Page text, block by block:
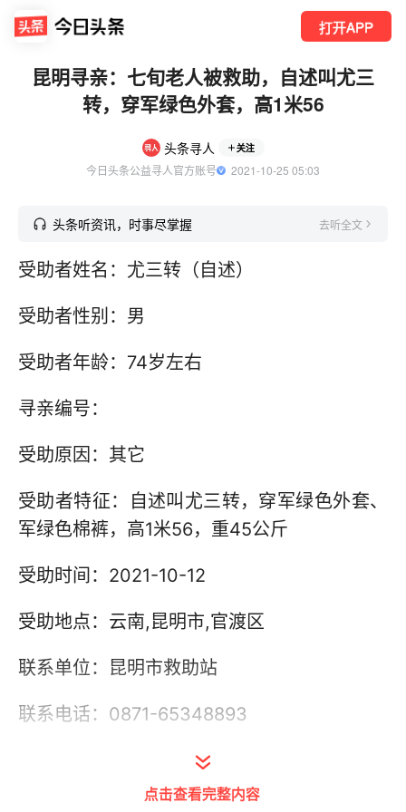
打开APP
昆明寻亲：七旬老人被救助，自述叫尤三
转，穿军绿色外套，高1米56
头条寻人 关注
今日头条公益寻人官方账号
  2021-10-25 05:03
头条听资讯，时事尽掌握 去听全文
受助者姓名：尤三转（自述）
受助者性别：男
受助者年龄：74岁左右
寻亲编号：
受助原因：其它
受助者特征：自述叫尤三转，穿军绿色外套、
军绿色棉裤，高1米56，重45公斤
受助时间：2021-10-12
受助地点：云南,昆明市,官渡区
联系单位：昆明市救助站
联系电话：0871-65348893
其他信息：由官渡区民政局工作人员将其护送
点击查看完整内容